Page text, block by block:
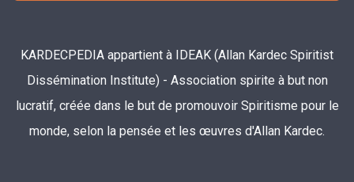
KARDECPEDIA appartient à IDEAK (Allan Kardec Spiritist
Dissémination Institute) - Association spirite à but non
lucratif, créée dans le but de promouvoir Spiritisme pour le
monde, selon la pensée et les œuvres d'Allan Kardec.